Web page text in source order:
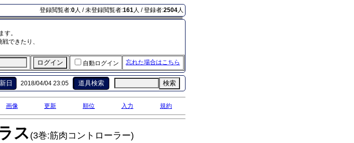
登録閲覧者:0人 / 未登録閲覧者:161人 / 登録者:2504人
す。
できたり、
自動ログイン 忘れた場合はこちら
日 2018/04/04 23:05 道具検索 検索
画像 更新 順位 入力 規約
ス (3巻:筋肉コントローラー)